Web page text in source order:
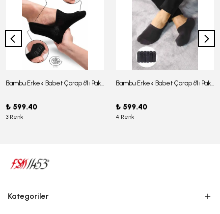
Bambu Erkek Babet Çorap 6'lı Paket - J-03
₺ 599.40
3 Renk
Bambu Erkek Babet Çorap 6'lı Paket -J-08
₺ 599.40
4 Renk
Kategoriler